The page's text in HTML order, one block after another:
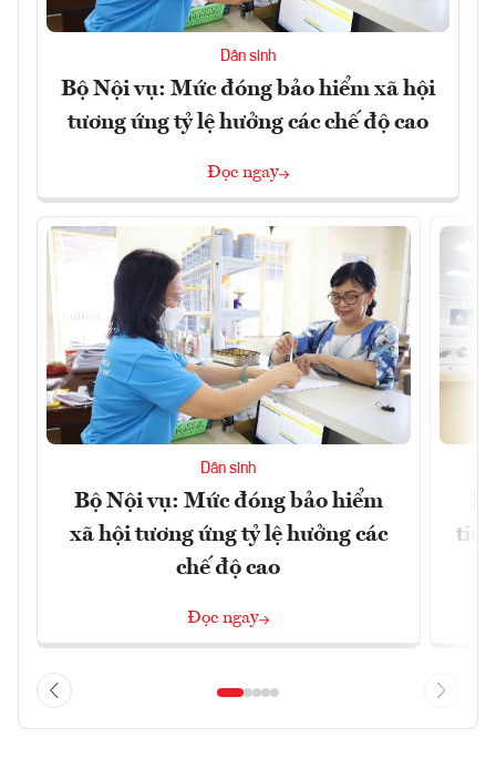
Dân sinh
Bộ Nội vụ: Mức đóng bảo hiểm xã hội
tương ứng tỷ lệ hưởng các chế độ cao
Đọc ngay
Dân sinh
Bộ Nội vụ: Mức đóng bảo hiểm
xã hội tương ứng tỷ lệ hưởng các
chế độ cao
Đọc ngay